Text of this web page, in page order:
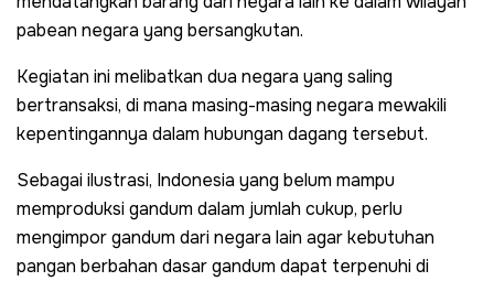
pabean negara yang bersangkutan.
Kegiatan ini melibatkan dua negara yang saling
bertransaksi, di mana masing-masing negara mewakili
kepentingannya dalam hubungan dagang tersebut.
Sebagai ilustrasi, Indonesia yang belum mampu
memproduksi gandum dalam jumlah cukup, perlu
mengimpor gandum dari negara lain agar kebutuhan
pangan berbahan dasar gandum dapat terpenuhi di